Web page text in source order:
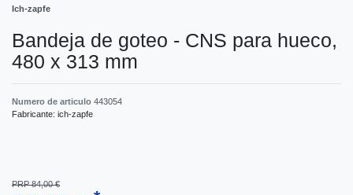
Ich-zapfe
Bandeja de goteo - CNS para hueco,
480 x 313 mm
Numero de articulo 443054
Fabricante: ich-zapfe
PRP 84,00 €